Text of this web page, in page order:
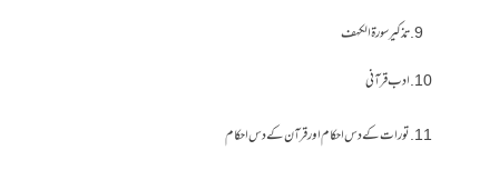
تذکیر سورۃ الکہف
ادب قرآنی
تورات کے دس احکام اور قرآن کے دس احکام